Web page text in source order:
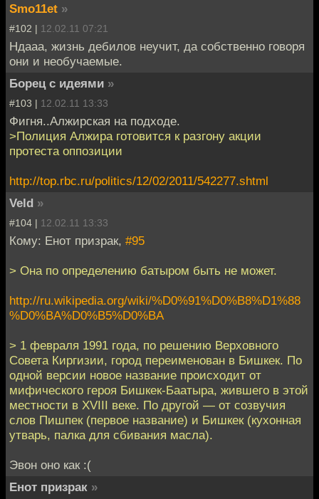
Smo11et »
#102 | 12.02.11 07:21
Ндааа, жизнь дебилов неучит, да собственно говоря
они и необучаемые.
Борец с идеями »
#103 | 12.02.11 13:33
Фигня..Алжирская на подходе.
>Полиция Алжира готовится к разгону акции
протеста оппозиции
http://top.rbc.ru/politics/12/02/2011/542277.shtml
Veld »
#104 | 12.02.11 13:33
Кому: Енот призрак, #95
> Она по определению батыром быть не может.
http://ru.wikipedia.org/wiki/%D0%91%D0%B8%D1%88
%D0%BA%D0%B5%D0%BA
> 1 февраля 1991 года, по решению Верховного
Совета Киргизии, город переименован в Бишкек. По
одной версии новое название происходит от
мифического героя Бишкек-Баатыра, жившего в этой
местности в XVIII веке. По другой — от созвучия
слов Пишпек (первое название) и Бишкек (кухонная
утварь, палка для сбивания масла).
Эвон оно как :(
Енот призрак »